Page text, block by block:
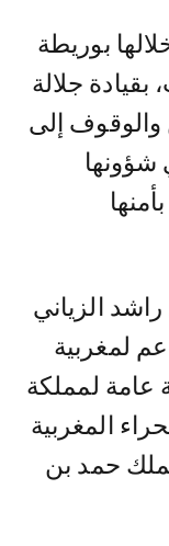
بوريطة
بقيادة جلالة
والوقوف إلى
شؤونها
الزياني
لمغربية
عامة لمملكة
المغربية
من الملك حمد بن